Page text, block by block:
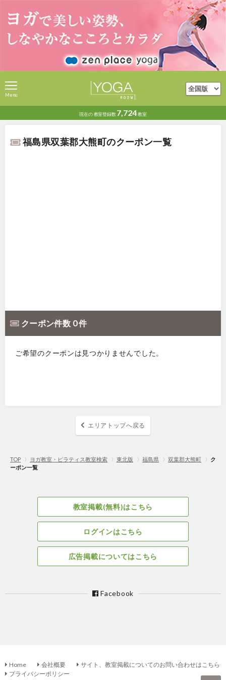
現在の教室登録数 7,724教室
Menu
福島県双葉郡大熊町のクーポン一覧
クーポン件数 0 件
ご希望のクーポンは見つかりませんでした。
エリアトップへ戻る
TOP 〉 ヨガ教室・ピラティス教室検索 〉 東北版 〉 福島県 〉 双葉郡大熊町 〉 ク
ーポン一覧
教室掲載(無料)はこちら
ログインはこちら
広告掲載についてはこちら
Facebook
Home 会社概要
サイト、教室掲載についてのお問い合わせはこちら
プライバシーポリシー